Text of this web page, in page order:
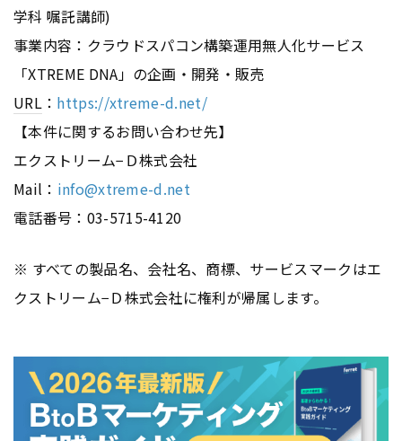
学科 嘱託講師)
事業内容：クラウドスパコン構築運用無人化サービス
「XTREME DNA」の企画・開発・販売
URL： https://xtreme-d.net/
【本件に関するお問い合わせ先】
エクストリーム−Ｄ株式会社
Mail： info@xtreme-d.net
電話番号：03-5715-4120
※ すべての製品名、会社名、商標、サービスマークはエ
クストリーム−Ｄ株式会社に権利が帰属します。